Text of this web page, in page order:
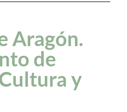
Aragón.
de
y